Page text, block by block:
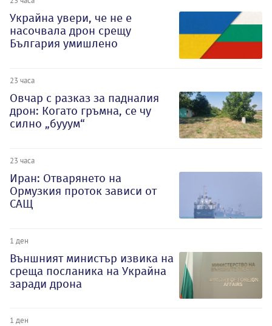
Украйна увери, че не е
насочвала дрон срещу
България умишлено
23 часа
Овчар с разказ за падналия
дрон: Когато гръмна, се чу
силно „бууум“
23 часа
Иран: Отварянето на
Ормузкия проток зависи от
САЩ
1 ден
Външният министър извика на
среща посланика на Украйна
заради дрона
1 ден